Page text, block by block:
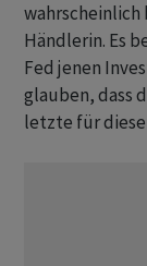
Händlerin. Es
Fed jenen
glauben, dass
letzte für